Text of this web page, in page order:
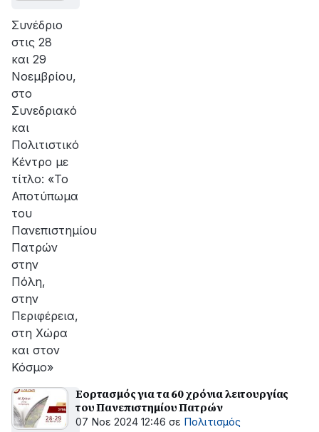
Συνέδριο
στις 28
και 29
Νοεμβρίου,
στο
Συνεδριακό
και
Πολιτιστικό
Κέντρο με
τίτλο: «Το
Αποτύπωμα
του
Πανεπιστημίου
Πατρών
στην
Πόλη,
στην
Περιφέρεια,
στη Χώρα
και στον
Κόσμο»
Εορτασμός για τα 60 χρόνια λειτουργίας
του Πανεπιστημίου Πατρών
07 Νοε 2024 12:46 σε Πολιτισμός